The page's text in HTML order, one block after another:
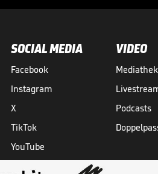
SOCIAL MEDIA
Facebook
Instagram
X
TikTok
YouTube
VIDEO
Mediathek
Podcasts